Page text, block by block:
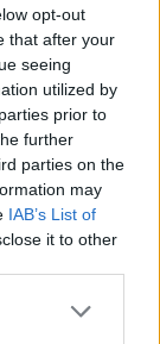
opt-out
that after your
seeing
utilized by
prior to
further
parties on the
may
IAB’s List of
it to other
του
ακόμα, στους
την
ίδια την